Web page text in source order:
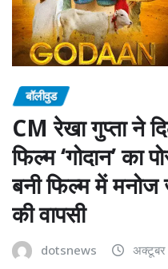
बॉलीवुड
CM रेखा गुप्ता ने
फिल्म ‘गोदान’ का
बनी फिल्म में मनोज
की वापसी
dotsnews